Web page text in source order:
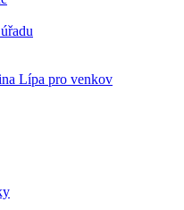
Lípa pro venkov